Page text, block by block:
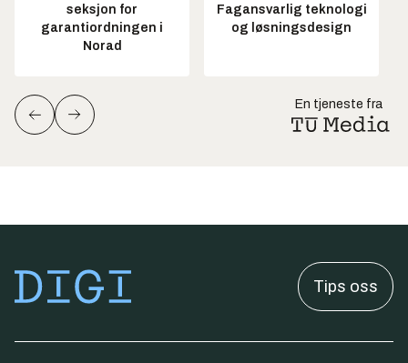
seksjon for
garantiordningen i
Norad
Fagansvarlig teknologi
og løsningsdesign
En tjeneste fra
Tips oss